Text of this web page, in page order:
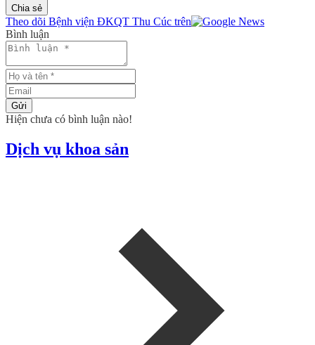
Chia sẻ
Theo dõi Bệnh viện ĐKQT Thu Cúc trên
Bình luận
Gửi
Hiện chưa có bình luận nào!
Dịch vụ khoa sản